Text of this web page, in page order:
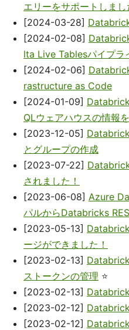
エリーをサポートしまし
[2024-03-28]
[2024-02-08]
lta Live Tablesパイプラ
[2024-02-06]
rastructure as Code
[2024-01-09]
QLウェアハウスの情報
[2023-12-05]
とグループの作成
[2023-07-22]
されました！
[2023-06-08] Azure
パルからDatabricks
[2023-05-13]
ージができました！
[2023-02-13]
ストークンの管理 ⭐
[2023-02-13]
[2023-02-12]
[2023-02-12]